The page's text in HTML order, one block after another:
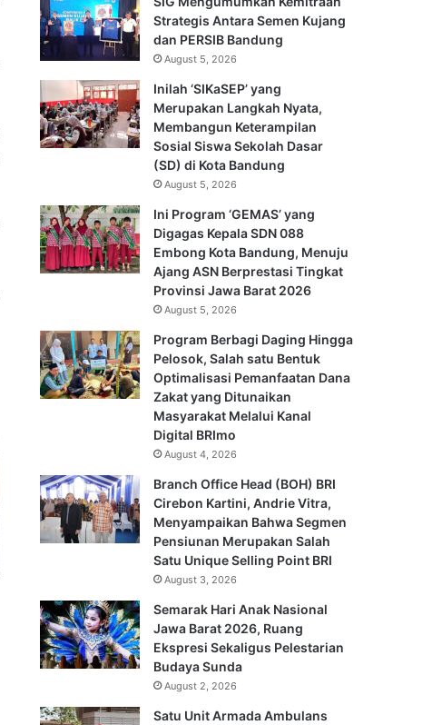
Strategis Antara Semen Kujang
dan PERSIB Bandung
August 5, 2026
Inilah ‘SIKaSEP’ yang
Merupakan Langkah Nyata,
Membangun Keterampilan
Sosial Siswa Sekolah Dasar
(SD) di Kota Bandung
August 5, 2026
Ini Program ‘GEMAS’ yang
Digagas Kepala SDN 088
Embong Kota Bandung, Menuju
Ajang ASN Berprestasi Tingkat
Provinsi Jawa Barat 2026
August 5, 2026
Program Berbagi Daging Hingga
Pelosok, Salah satu Bentuk
Optimalisasi Pemanfaatan Dana
Zakat yang Ditunaikan
Masyarakat Melalui Kanal
Digital BRImo
August 4, 2026
Branch Office Head (BOH) BRI
Cirebon Kartini, Andrie Vitra,
Menyampaikan Bahwa Segmen
Pensiunan Merupakan Salah
Satu Unique Selling Point BRI
August 3, 2026
Semarak Hari Anak Nasional
Jawa Barat 2026, Ruang
Ekspresi Sekaligus Pelestarian
Budaya Sunda
August 2, 2026
Satu Unit Armada Ambulans